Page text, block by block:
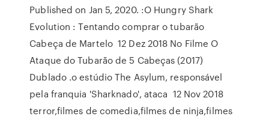
Published on Jan 5, 2020. :O Hungry Shark
Evolution : Tentando comprar o tubarão
Cabeça de Martelo 12 Dez 2018 No Filme O
Ataque do Tubarão de 5 Cabeças (2017)
Dublado .o estúdio The Asylum, responsável
pela franquia 'Sharknado', ataca 12 Nov 2018
terror,filmes de comedia,filmes de ninja,filmes